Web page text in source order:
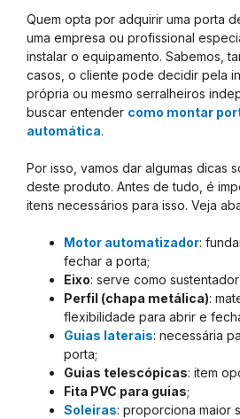
Quem opta por adquirir uma porta
uma empresa ou profissional
instalar o equipamento. Sabemos,
casos, o cliente pode decidir pela
própria ou mesmo serralheiros
buscar entender como montar
automática.
Por isso, vamos dar algumas dicas
deste produto. Antes de tudo, é
itens necessários para isso. Veja
Motor automatizador:
fechar a porta;
Eixo: serve como
Perfil (chapa metálica):
flexibilidade para abrir e
Guias laterais: necessária
porta;
Guias telescópicas: item
Fita PVC para guias;
Soleiras: proporciona maior